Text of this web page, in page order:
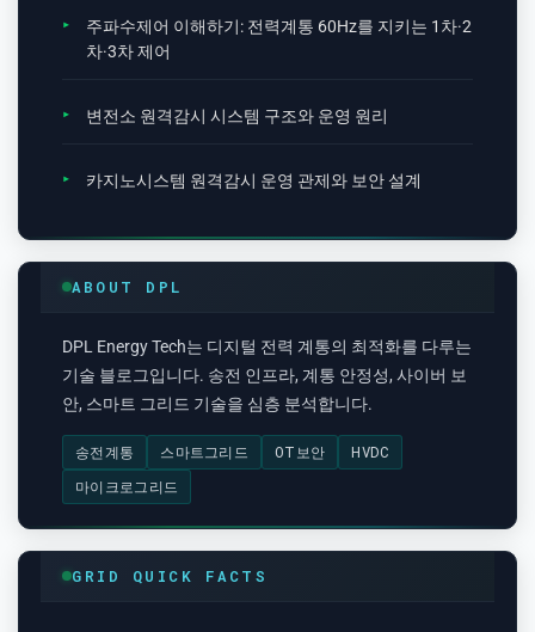
주파수제어 이해하기: 전력계통 60Hz를 지키는 1차·2
차·3차 제어
변전소 원격감시 시스템 구조와 운영 원리
카지노시스템 원격감시 운영 관제와 보안 설계
ABOUT DPL
DPL Energy Tech는 디지털 전력 계통의 최적화를 다루는
기술 블로그입니다. 송전 인프라, 계통 안정성, 사이버 보
안, 스마트 그리드 기술을 심층 분석합니다.
송전계통 스마트그리드 OT보안
HVDC
마이크로그리드
GRID QUICK FACTS